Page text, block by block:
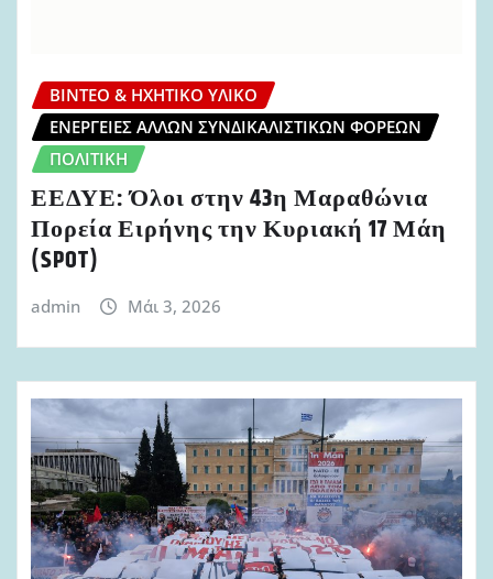
ΒΊΝΤΕΟ & ΗΧΗΤΙΚΌ ΥΛΙΚΌ
ΕΝΈΡΓΕΙΕΣ ΆΛΛΩΝ ΣΥΝΔΙΚΑΛΙΣΤΙΚΏΝ ΦΟΡΈΩΝ
ΠΟΛΙΤΙΚΉ
ΕΕΔΥΕ: Όλοι στην 43η Μαραθώνια
Πορεία Ειρήνης την Κυριακή 17 Μάη
(SPOT)
admin Μάι 3, 2026